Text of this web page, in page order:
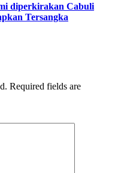
diperkirakan Cabuli
Tersangka
Required fields are